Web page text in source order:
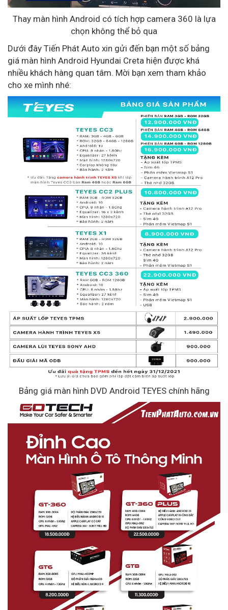
Thay màn hình Android có tích hợp camera 360 là lựa
chọn không thể bỏ qua
Dưới đây Tiến Phát Auto xin gửi đến bạn một số bảng
giá màn hình Android Hyundai Creta hiện được khá
nhiều khách hàng quan tâm. Mời bạn xem tham khảo
cho xe mình nhé:
Bảng giá màn hình DVD Android TEYES chính hãng